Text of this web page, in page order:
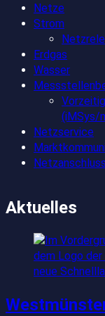
Netze
Strom
Erdgas
Wasser
(iMSys/
Netzservice
Aktuelles